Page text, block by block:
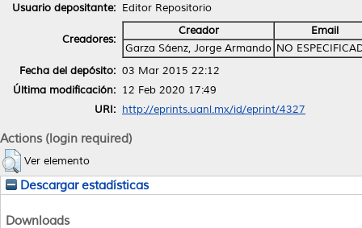
Usuario depositante: Editor Repositorio
Creadores:
Creador
Email
Garza Sáenz, Jorge Armando NO
Fecha del depósito: 03 Mar 2015 22:12
Última modificación: 12 Feb 2020 17:49
URI: http://eprints.uanl.mx/id/eprint/4327
Actions (login required)
Ver elemento
Descargar estadísticas
Downloads